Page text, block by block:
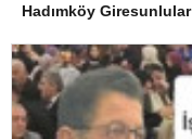
Hadımköy